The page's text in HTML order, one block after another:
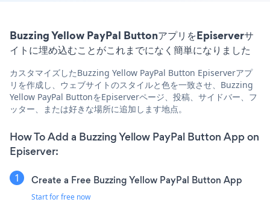
Buzzing Yellow PayPal ButtonアプリをEpiserverサ
イトに埋め込むことがこれまでになく簡単になりました
カスタマイズしたBuzzing Yellow PayPal Button Episerverアプ
リを作成し、ウェブサイトのスタイルと色を一致させ、Buzzing
Yellow PayPal ButtonをEpiserverページ、投稿、サイドバー、フ
ッター、または好きな場所に追加します地点。
How To Add a Buzzing Yellow PayPal Button App on
Episerver:
Create a Free Buzzing Yellow PayPal Button App
Start for free now